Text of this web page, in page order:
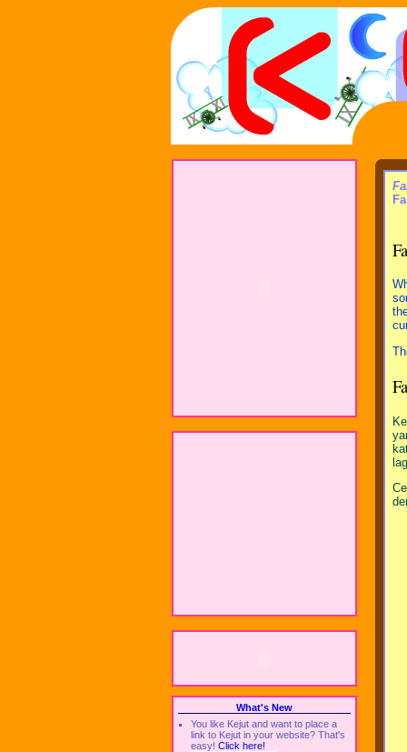
What's New
You like Kejut and want to place a
link to Kejut in your website? That's
easy! Click here!